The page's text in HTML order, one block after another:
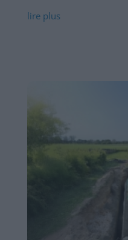
lire plus